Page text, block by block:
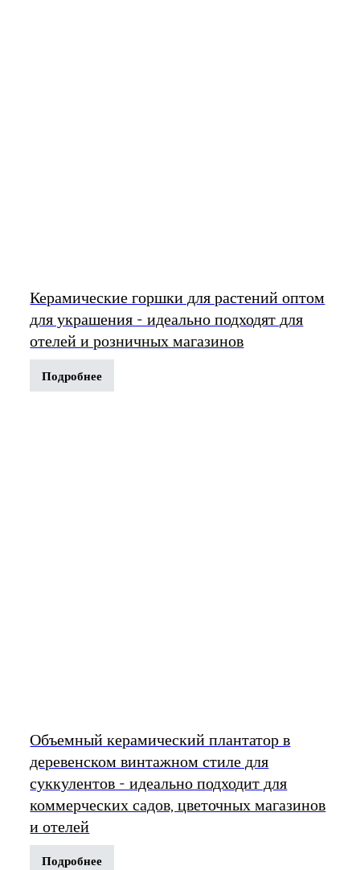
Керамические горшки для растений оптом
для украшения - идеально подходят для
отелей и розничных магазинов
Подробнее
Объемный керамический плантатор в
деревенском винтажном стиле для
суккулентов - идеально подходит для
коммерческих садов, цветочных магазинов
и отелей
Подробнее